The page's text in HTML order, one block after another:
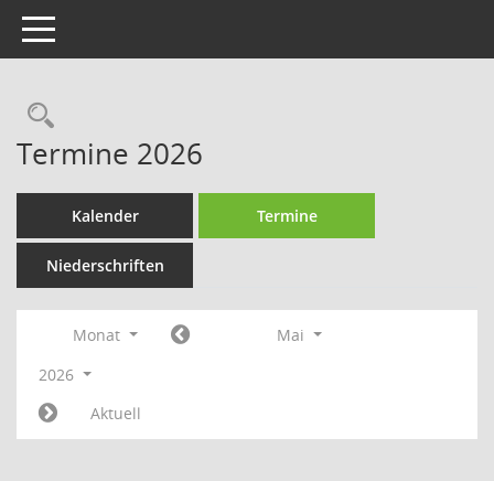
Toggle navigation
Rechercheauswahl
Termine 2026
Kalender Termine
Niederschriften
Monat
Mai
2026
Aktuell